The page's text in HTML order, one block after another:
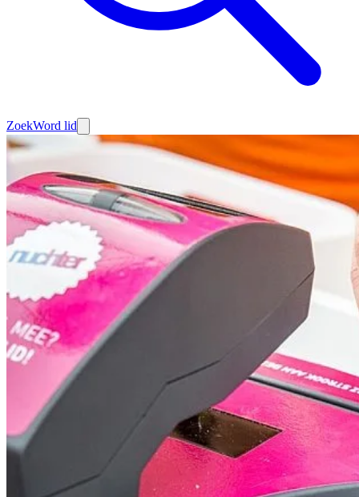
ZoekWord lid